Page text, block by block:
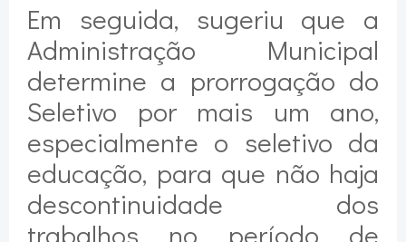
Em seguida, sugeriu que a
Administração Municipal
determine a prorrogação do
Seletivo por mais um ano,
especialmente o seletivo da
educação, para que não haja
descontinuidade dos
trabalhos no período de